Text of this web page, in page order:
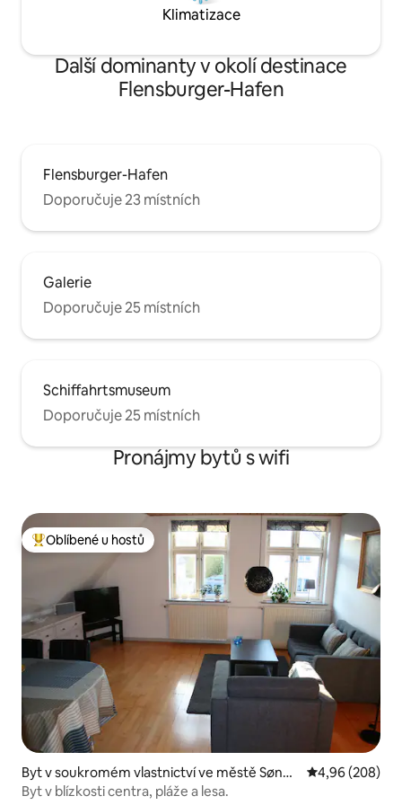
Klimatizace
Další dominanty v okolí destinace
Flensburger-Hafen
Flensburger-Hafen
Doporučuje 23 místních
Galerie
Doporučuje 25 místních
Schiffahrtsmuseum
Doporučuje 25 místních
Pronájmy bytů s wifi
Nejlepší v kategorii Oblíbené u hostů
Oblíbené u hostů
Byt v soukromém vlastnictví ve městě Sønde
rborg
Průměrné
4,96 (208)
Byt v blízkosti centra, pláže a lesa.